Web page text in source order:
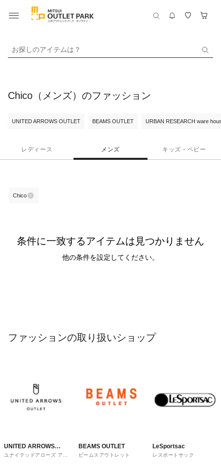
お探しのアイテムは？
Chico（メンズ）のファッション
UNITED ARROWS OUTLET BEAMS OUTLET URBAN RESEARCH ware
レディース メンズ キッズ・ベビー
Chico
条件に一致するアイテムは見つかりません
他の条件を設定してください。
ファッションの取り扱いショップ
UNITED ARROWS
OUTLET
ユナイテッドアローズ アウ
BEAMS OUTLET
ビームスアウトレット
LeSportsac
レスポートサック